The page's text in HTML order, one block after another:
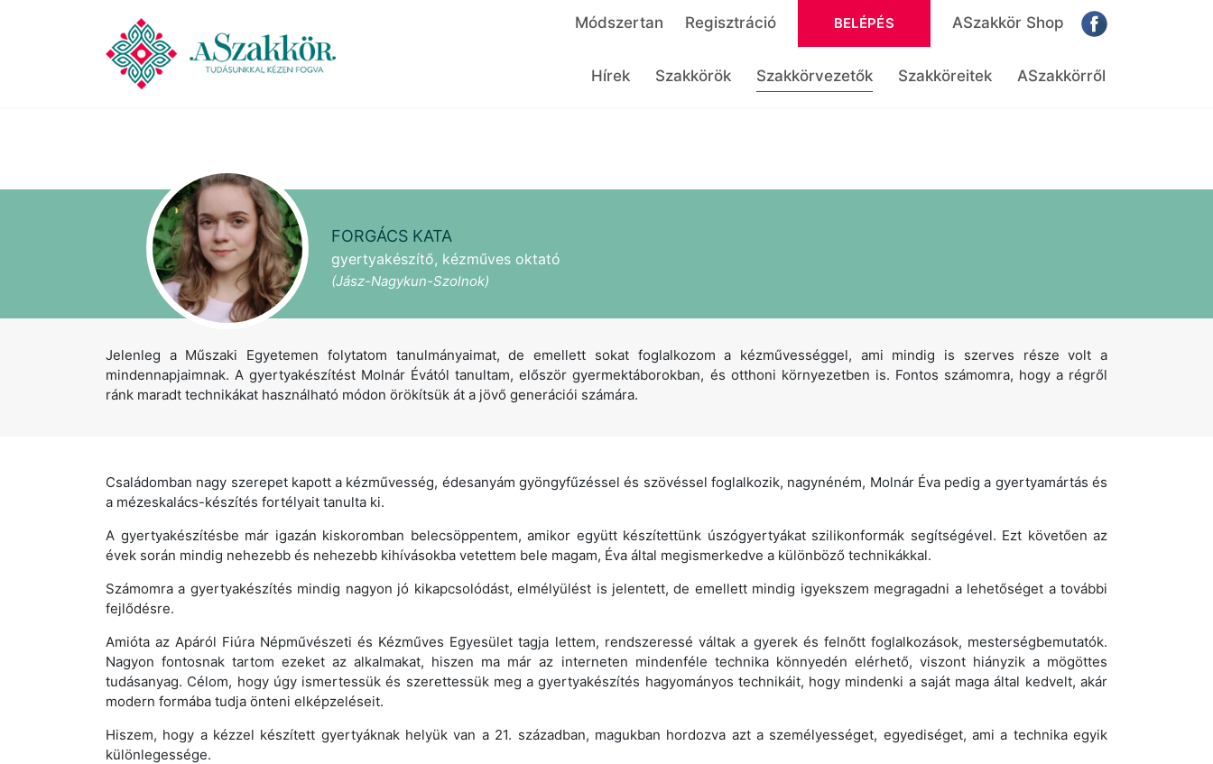
Módszertan Regisztráció BELÉPÉS ASzakkör Shop
Hírek Szakkörök Szakkörvezetők Szakköreitek ASzakkörről
FORGÁCS KATA
gyertyakészítő, kézműves oktató
(Jász-Nagykun-Szolnok)
Jelenleg a Műszaki Egyetemen folytatom tanulmányaimat, de emellett sokat foglalkozom a kézművességgel, ami mindig is szerves része volt a
mindennapjaimnak. A gyertyakészítést Molnár Évától tanultam, először gyermektáborokban, és otthoni környezetben is. Fontos számomra, hogy a régről
ránk maradt technikákat használható módon örökítsük át a jövő generációi számára.
Családomban nagy szerepet kapott a kézművesség, édesanyám gyöngyfűzéssel és szövéssel foglalkozik, nagynéném, Molnár Éva pedig a gyertyamártás és
a mézeskalács-készítés fortélyait tanulta ki.
A gyertyakészítésbe már igazán kiskoromban belecsöppentem, amikor együtt készítettünk úszógyertyákat szilikonformák segítségével. Ezt követően az
évek során mindig nehezebb és nehezebb kihívásokba vetettem bele magam, Éva által megismerkedve a különböző technikákkal.
Számomra a gyertyakészítés mindig nagyon jó kikapcsolódást, elmélyülést is jelentett, de emellett mindig igyekszem megragadni a lehetőséget a további
fejlődésre.
Amióta az Apáról Fiúra Népművészeti és Kézműves Egyesület tagja lettem, rendszeressé váltak a gyerek és felnőtt foglalkozások, mesterségbemutatók.
Nagyon fontosnak tartom ezeket az alkalmakat, hiszen ma már az interneten mindenféle technika könnyedén elérhető, viszont hiányzik a mögöttes
tudásanyag. Célom, hogy úgy ismertessük és szerettessük meg a gyertyakészítés hagyományos technikáit, hogy mindenki a saját maga által kedvelt, akár
modern formába tudja önteni elképzeléseit.
Hiszem, hogy a kézzel készített gyertyáknak helyük van a 21. században, magukban hordozva azt a személyességet, egyediséget, ami a technika egyik
különlegessége.